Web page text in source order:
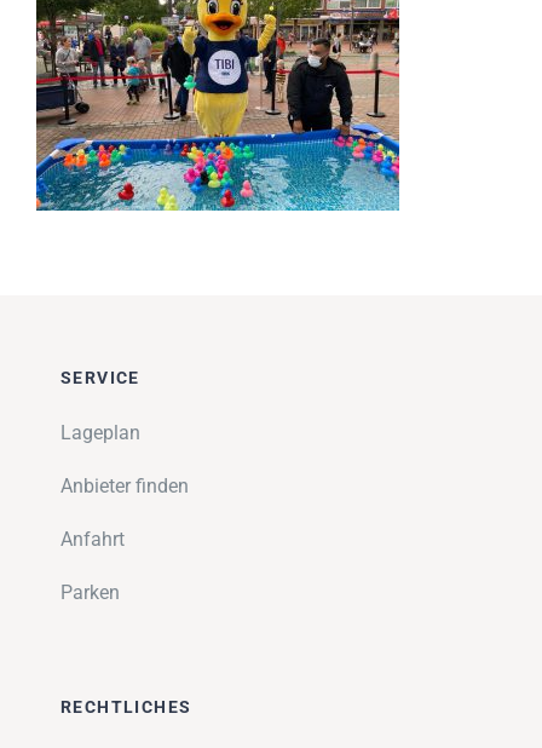
Impressionen
Über uns
SUCHE
NACH:
SERVICE
Lageplan
Anbieter finden
Anfahrt
Parken
RECHTLICHES